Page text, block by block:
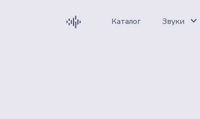
Каталог Звуки